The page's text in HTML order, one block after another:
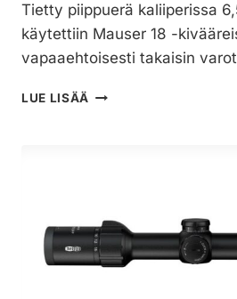
Tietty piippuerä kaliiperissa
käytettiin Mauser 18 -
vapaaehtoisesti takaisin
LUE LISÄÄ TIEDOTE:
KIVÄÄREIDEN
TAKAISINVETO